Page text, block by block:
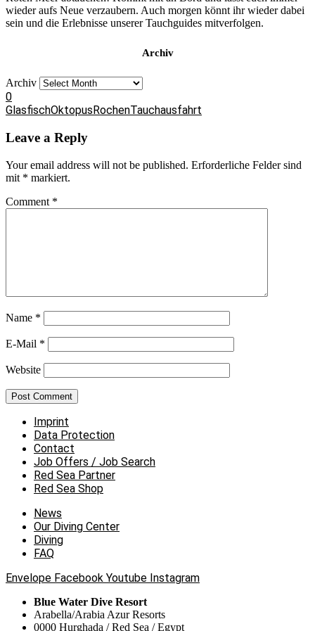
wieder aufs Neue verzaubern. Auch morgen könnt ihr wieder dabei
sein und die Erlebnisse unserer Tauchguides mitverfolgen.
Archiv
Archiv
0
GlasfischOktopus RochenTauchausfahrt
Leave a Reply
Your email address will not be published. Erforderliche Felder sind
mit * markiert.
Comment *
Name *
E-Mail *
Website
Imprint
Data Protection
Contact
Job Offers / Job Search
Red Sea Partner
Red Sea Shop
News
Our Diving Center
Diving
FAQ
Envelope Facebook Youtube Instagram
Blue Water Dive Resort
Arabella/Arabia Azur Resorts
0000 Hurghada / Red Sea / Egypt